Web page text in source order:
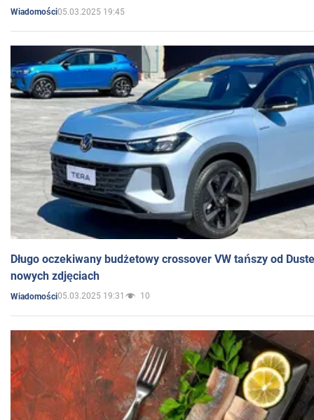
Wiadomości05.03.2025 19:45
Długo oczekiwany budżetowy crossover VW tańszy od
nowych zdjęciach
Wiadomości05.03.2025 19:31 10